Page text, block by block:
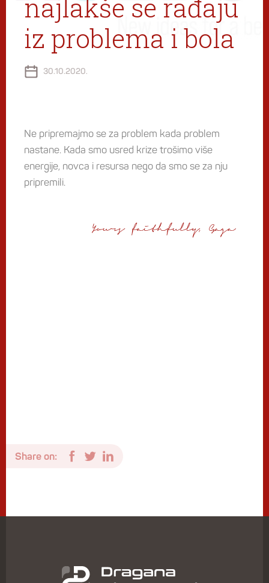
najlakše se rađaju
iz problema i bola
30.10.2020.
Ne pripremajmo se za problem kada problem
nastane. Kada smo usred krize trošimo više
energije, novca i resursa nego da smo se za nju
pripremili.
Share on: